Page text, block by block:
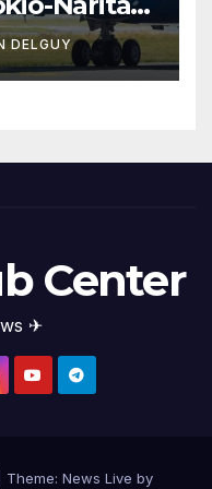
DELGUY
Center
✈
Theme: News Live by